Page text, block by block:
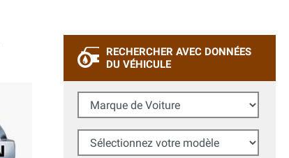
RECHERCHER AVEC DONNÉES
DU VÉHICULE
Marque de Voiture
Sélectionnez votre modèle